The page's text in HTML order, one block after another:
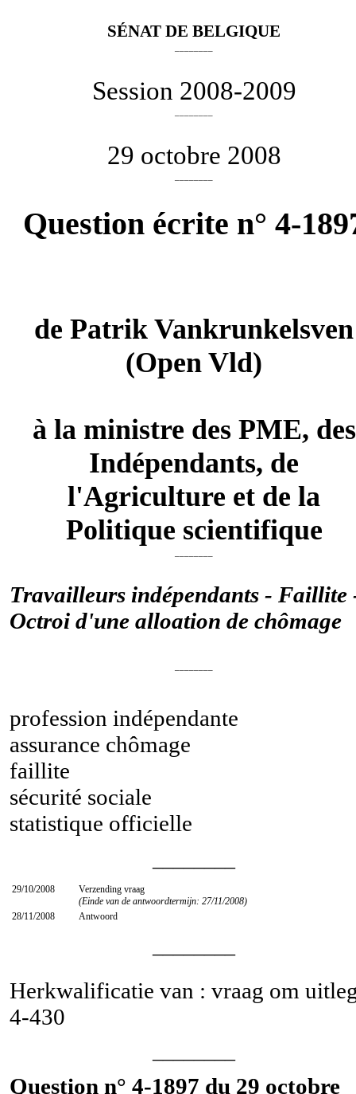
SÉNAT DE BELGIQUE
Session 2008-2009
29 octobre 2008
Question écrite n° 4-
dePatrik Vankrunkelsven
(Open Vld)
à la ministre des PME, des
Indépendants, de
l'Agriculture et de la
Politique scientifique
Travailleurs indépendants - Faillite
Octroi d'une alloation de chômage
profession indépendante
assurance chômage
faillite
sécurité sociale
statistique officielle
29/10/2008
Verzending vraag
(Einde van de antwoordtermijn: 27/11/2008)
28/11/2008
Antwoord
Herkwalificatie van : vraag om
4-430
Question n° 4-1897 du 29 octobre